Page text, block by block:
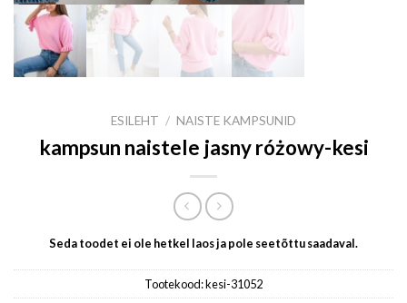
ESILEHT / NAISTE KAMPSUNID
kampsun naistele jasny różowy-kesi
Seda toodet ei ole hetkel laos ja pole seetõttu saadaval.
Tootekood:kesi-31052